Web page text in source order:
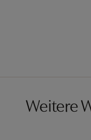
Weitere